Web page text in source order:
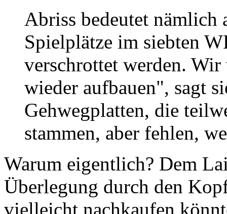
Abriss bedeutet nämlich
Spielplätze im siebten
verschrottet werden.
wieder aufbauen", sagt
Gehwegplatten, die
stammen, aber fehlen,
Warum eigentlich? Dem
Überlegung durch den
vielleicht nachkaufen